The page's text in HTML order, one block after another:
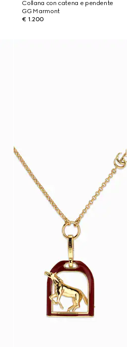
Collana con catena e pendente
GG Marmont
€ 1.200